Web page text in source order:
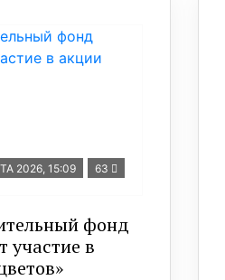
2026, 15:09 63
фонд
участие в